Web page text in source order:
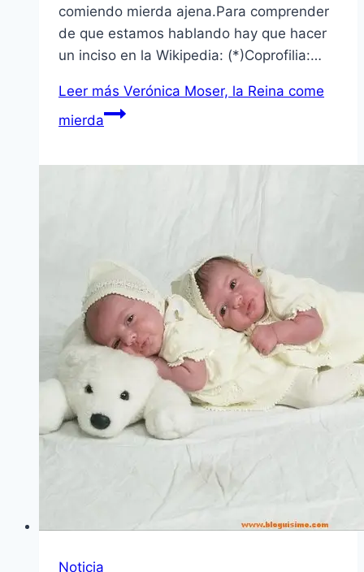
comiendo mierda ajena.Para comprender
de que estamos hablando hay que hacer
un inciso en la Wikipedia: (*)Coprofilia:…
Leer más Verónica Moser, la Reina come
mierda
Noticia